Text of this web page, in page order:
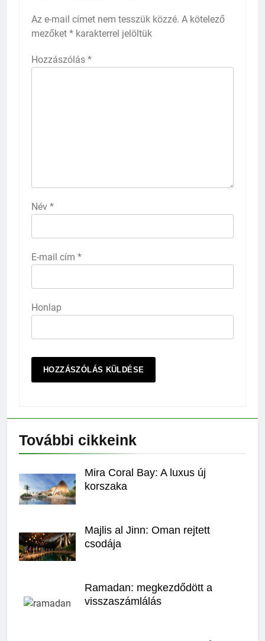
Az e-mail címet nem tesszük közzé. A kötelező
mezőket * karakterrel jelöltük
Hozzászólás *
Név *
E-mail cím *
Honlap
További cikkeink
Mira Coral Bay: A luxus új
korszaka
Majlis al Jinn: Oman rejtett
csodája
Ramadan: megkezdődött a
visszaszámlálás